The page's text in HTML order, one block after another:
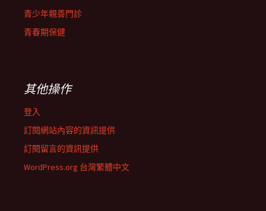
青少年親善門診
青春期保健
其他操作
登入
訂閱網站內容的資訊提供
訂閱留言的資訊提供
WordPress.org 台灣繁體中文